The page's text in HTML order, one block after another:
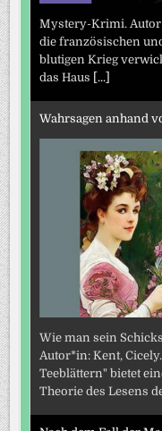
Mystery-Krimi.
die französischen
blutigen Krieg
das Haus [...]
Wahrsagen anhand
Wie man sein
Autor*in: Kent,
Teeblättern" bietet
Theorie des Lesens